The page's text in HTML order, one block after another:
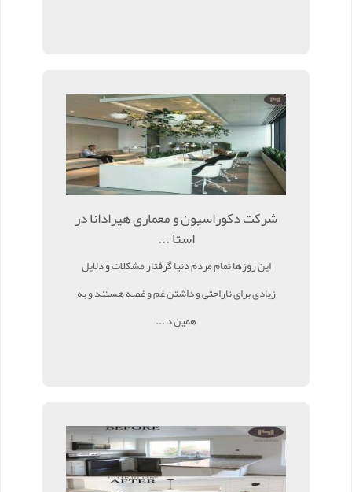
شرکت دکوراسیون و معماری هیرادانا در
استا ...
این روزها تمام مردم دنیا گرفتار مشکلات و دلایل
زیادی برای ناراحتی و داشتن غم و غصه هستند و به
همین د ...